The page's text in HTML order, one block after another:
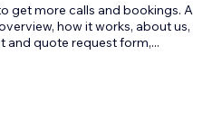
get more calls and bookings. A
how it works, about us,
and quote request form,...